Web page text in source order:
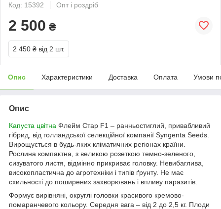
Код: 15392
Опт і роздріб
2 500 ₴
2 450 ₴ від 2 шт.
Опис Характеристики Доставка Оплата Умови
Опис
Капуста цвітна Флейм Стар F1 – ранньостиглий, привабливий
гібрид, від голландської селекційної компанії Syngenta Seeds.
Вирощується в будь-яких кліматичних регіонах країни.
Рослина компактна, з великою розеткою темно-зеленого,
сизуватого листя, відмінно прикриває головку. Невибаглива,
високопластична до агротехніки і типів ґрунту. Не має
схильності до поширених захворювань і впливу паразитів.
Формує вирівняні, округлі головки красивого кремово-
помаранчевого кольору. Середня вага – від 2 до 2,5 кг. Плоди